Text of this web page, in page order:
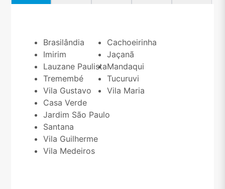
Brasilândia
Imirim
Lauzane Paulista
Tremembé
Vila Gustavo
Cachoeirinha
Jaçanã
Mandaqui
Tucuruvi
Vila Maria
Casa Verde
Jardim São Paulo
Santana
Vila Guilherme
Vila Medeiros